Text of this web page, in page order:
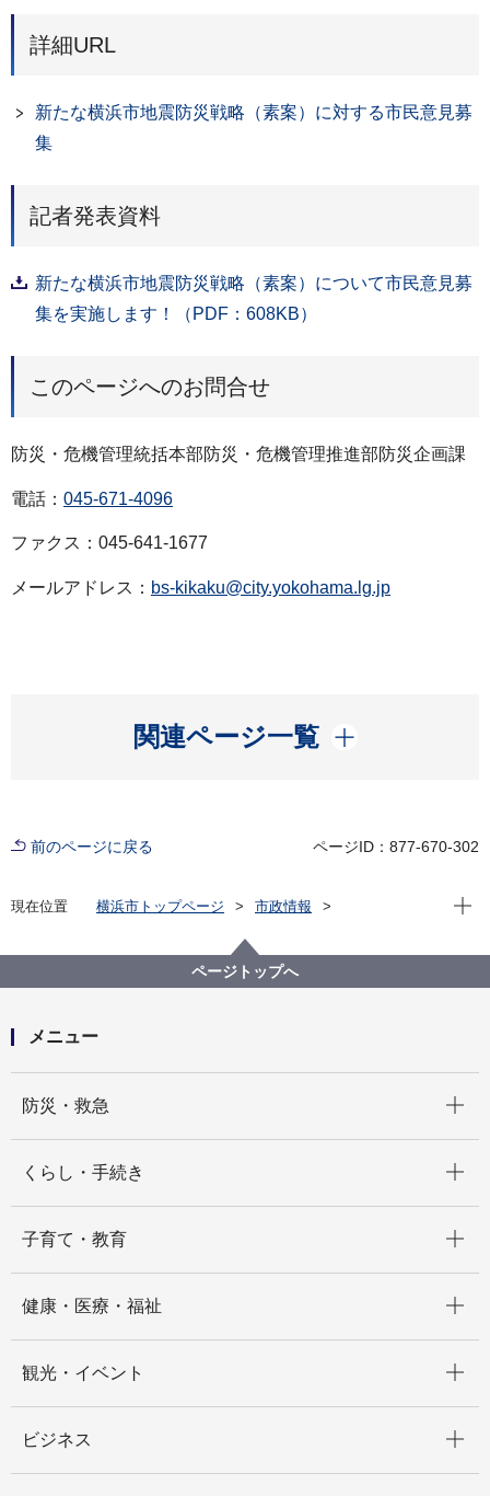
詳細URL
新たな横浜市地震防災戦略（素案）に対する市民意見募
集
記者発表資料
新たな横浜市地震防災戦略（素案）について市民意見募
集を実施します！（PDF：608KB）
このページへのお問合せ
防災・危機管理統括本部防災・危機管理推進部防災企画課
電話： 045-671-4096
ファクス：045-641-1677
メールアドレス： bs-kikaku@city.yokohama.lg.jp
関連ページ一覧
開く
前のページに戻る ページID：877-670-302
現在位置 横浜市トップページ
市政情報
新たな横浜市地震防災戦略（素案）について市民意見
募集を実施します！
現在
ページトップへ
メニュー
防災・救急
くらし・手続き
子育て・教育
健康・医療・福祉
観光・イベント
ビジネス